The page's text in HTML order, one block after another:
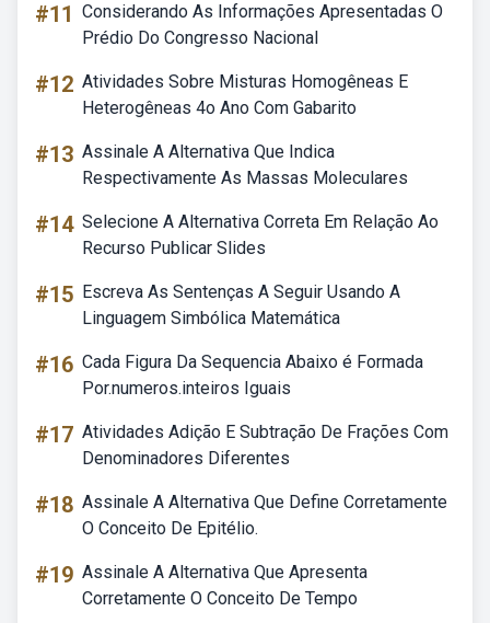
#11 Considerando As Informações Apresentadas O
Prédio Do Congresso Nacional
#12 Atividades Sobre Misturas Homogêneas E
Heterogêneas 4o Ano Com Gabarito
#13 Assinale A Alternativa Que Indica
Respectivamente As Massas Moleculares
#14 Selecione A Alternativa Correta Em Relação Ao
Recurso Publicar Slides
#15 Escreva As Sentenças A Seguir Usando A
Linguagem Simbólica Matemática
#16 Cada Figura Da Sequencia Abaixo é Formada
Por.numeros.inteiros Iguais
#17 Atividades Adição E Subtração De Frações Com
Denominadores Diferentes
#18 Assinale A Alternativa Que Define Corretamente
O Conceito De Epitélio.
#19 Assinale A Alternativa Que Apresenta
Corretamente O Conceito De Tempo